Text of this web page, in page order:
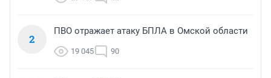
2
ПВО отражает атаку БПЛА в Омской области
19 045 90